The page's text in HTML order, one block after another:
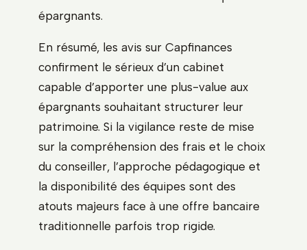
épargnants.
En résumé, les avis sur Capfinances
confirment le sérieux d’un cabinet
capable d’apporter une plus-value aux
épargnants souhaitant structurer leur
patrimoine. Si la vigilance reste de mise
sur la compréhension des frais et le choix
du conseiller, l’approche pédagogique et
la disponibilité des équipes sont des
atouts majeurs face à une offre bancaire
traditionnelle parfois trop rigide.